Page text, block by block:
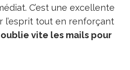
C’est une excellente
l’esprit tout en renforçant
oublie vite les mails pour